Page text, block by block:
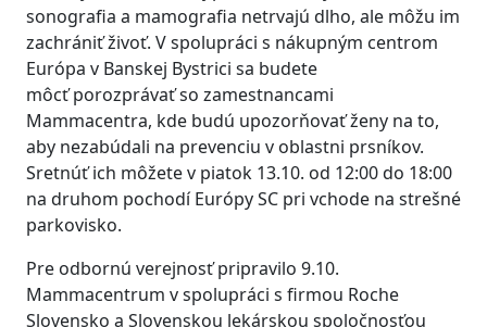
sonografia a mamografia netrvajú dlho, ale môžu im
zachrániť živoť. V spolupráci s nákupným centrom
Európa v Banskej Bystrici sa budete
môcť porozprávať so zamestnancami
Mammacentra, kde budú upozorňovať ženy na to,
aby nezabúdali na prevenciu v oblastni prsníkov.
Sretnúť ich môžete v piatok 13.10. od 12:00 do 18:00
na druhom pochodí Európy SC pri vchode na strešné
parkovisko.
Pre odbornú verejnosť pripravilo 9.10.
Mammacentrum v spolupráci s firmou Roche
Slovensko a Slovenskou lekárskou spoločnosťou